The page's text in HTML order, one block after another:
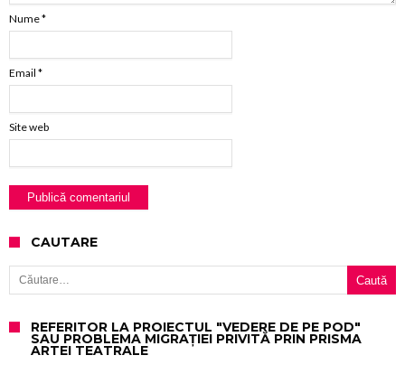
Nume*
Email *
Site web
CAUTARE
Caută după:
REFERITOR LA PROIECTUL "VEDERE DE PE POD"
SAU PROBLEMA MIGRAȚIEI PRIVITĂ PRIN PRISMA
ARTEI TEATRALE